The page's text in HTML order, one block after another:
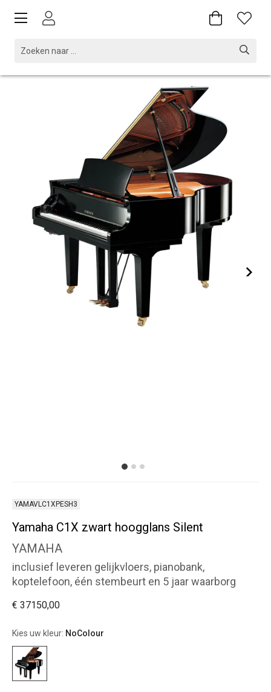
YAMAVLC1XPESH3
Yamaha C1X zwart hoogglans Silent
YAMAHA
inclusief leveren gelijkvloers, pianobank,
koptelefoon, één stembeurt en 5 jaar waarborg
€ 37150,00
Kies uw kleur: NoColour